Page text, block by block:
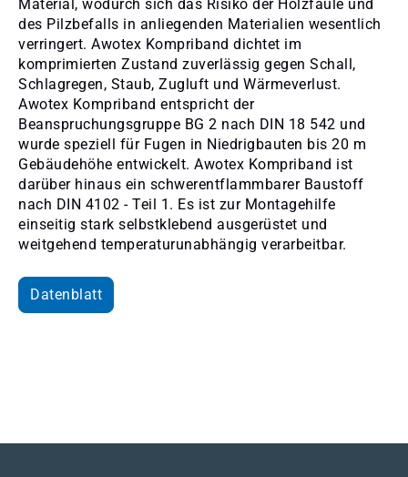
Material, wodurch sich das Risiko der Holzfäule und
des Pilzbefalls in anliegenden Materialien wesentlich
verringert. Awotex Kompriband dichtet im
komprimierten Zustand zuverlässig gegen Schall,
Schlagregen, Staub, Zugluft und Wärmeverlust.
Awotex Kompriband entspricht der
Beanspruchungsgruppe BG 2 nach DIN 18 542 und
wurde speziell für Fugen in Niedrigbauten bis 20 m
Gebäudehöhe entwickelt. Awotex Kompriband ist
darüber hinaus ein schwerentflammbarer Baustoff
nach DIN 4102 - Teil 1. Es ist zur Montagehilfe
einseitig stark selbstklebend ausgerüstet und
weitgehend temperaturunabhängig verarbeitbar.
Datenblatt